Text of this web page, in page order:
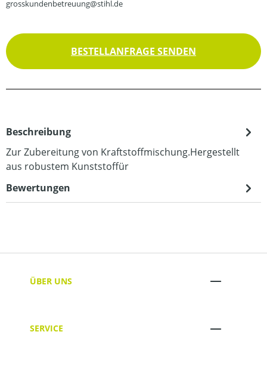
grosskundenbetreuung@stihl.de
BESTELLANFRAGE SENDEN
Beschreibung
Zur Zubereitung von Kraftstoffmischung.Hergestellt
aus robustem Kunststoffür
Bewertungen
ÜBER UNS
SERVICE